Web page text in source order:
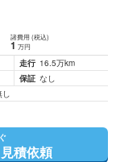
諸費用 (税込)
1 万円
走行 16.5万km
保証 なし
し
積依頼